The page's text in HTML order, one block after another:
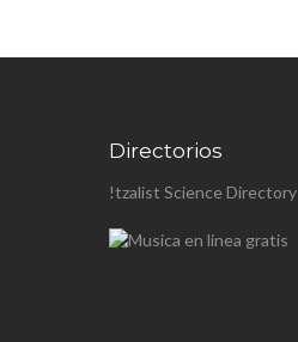
Directorios
!tzalist Science Directory